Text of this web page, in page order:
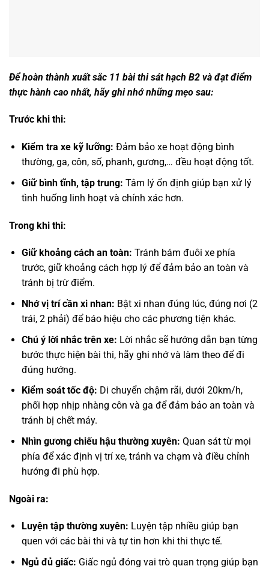
Để hoàn thành xuất sắc 11 bài thi sát hạch B2 và đạt điểm
thực hành cao nhất, hãy ghi nhớ những mẹo sau:
Trước khi thi:
Kiểm tra xe kỹ lưỡng: Đảm bảo xe hoạt động bình
thường, ga, côn, số, phanh, gương,… đều hoạt động tốt.
Giữ bình tĩnh, tập trung: Tâm lý ổn định giúp bạn xử lý
tình huống linh hoạt và chính xác hơn.
Trong khi thi:
Giữ khoảng cách an toàn: Tránh bám đuôi xe phía
trước, giữ khoảng cách hợp lý để đảm bảo an toàn và
tránh bị trừ điểm.
Nhớ vị trí cần xi nhan: Bật xi nhan đúng lúc, đúng nơi (2
trái, 2 phải) để báo hiệu cho các phương tiện khác.
Chú ý lời nhắc trên xe: Lời nhắc sẽ hướng dẫn bạn từng
bước thực hiện bài thi, hãy ghi nhớ và làm theo để đi
đúng hướng.
Kiểm soát tốc độ: Di chuyển chậm rãi, dưới 20km/h,
phối hợp nhịp nhàng côn và ga để đảm bảo an toàn và
tránh bị chết máy.
Nhìn gương chiếu hậu thường xuyên: Quan sát từ mọi
phía để xác định vị trí xe, tránh va chạm và điều chỉnh
hướng đi phù hợp.
Ngoài ra:
Luyện tập thường xuyên: Luyện tập nhiều giúp bạn
quen với các bài thi và tự tin hơn khi thi thực tế.
Ngủ đủ giấc: Giấc ngủ đóng vai trò quan trọng giúp bạn